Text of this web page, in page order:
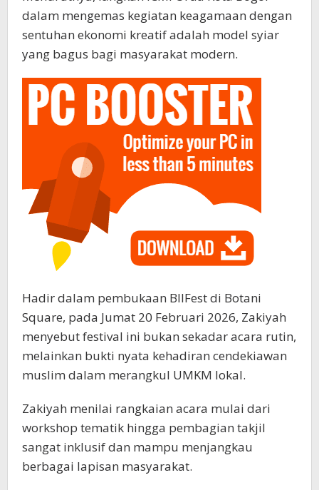
dalam mengemas kegiatan keagamaan dengan
sentuhan ekonomi kreatif adalah model syiar
yang bagus bagi masyarakat modern.
​Hadir dalam pembukaan BIIFest di Botani
Square, pada Jumat 20 Februari 2026, Zakiyah
menyebut festival ini bukan sekadar acara rutin,
melainkan bukti nyata kehadiran cendekiawan
muslim dalam merangkul UMKM lokal.
Zakiyah menilai rangkaian acara mulai dari
workshop tematik hingga pembagian takjil
sangat inklusif dan mampu menjangkau
berbagai lapisan masyarakat.